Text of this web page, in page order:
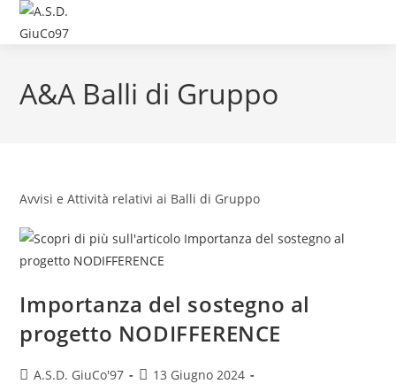
A&A Balli di Gruppo
Avvisi e Attività relativi ai Balli di Gruppo
Importanza del sostegno al
progetto NODIFFERENCE
A.S.D. GiuCo'97
13 Giugno 2024